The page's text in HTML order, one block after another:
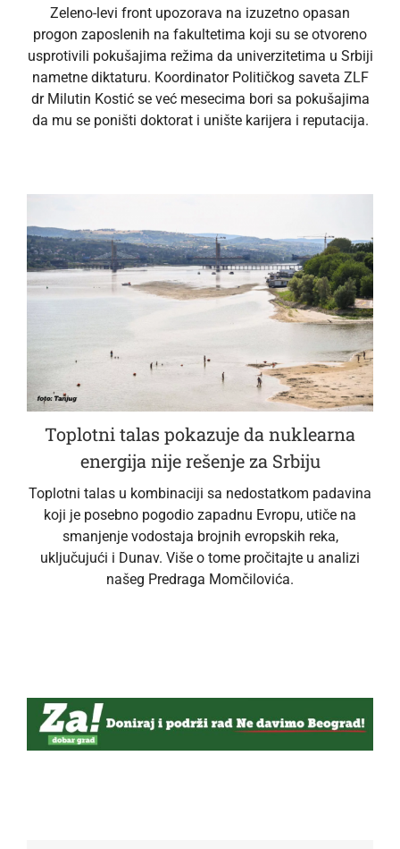
Zeleno-levi front upozorava na izuzetno opasan
progon zaposlenih na fakultetima koji su se otvoreno
usprotivili pokušajima režima da univerzitetima u Srbiji
nametne diktaturu. Koordinator Političkog saveta ZLF
dr Milutin Kostić se već mesecima bori sa pokušajima
da mu se poništi doktorat i unište karijera i reputacija.
Toplotni talas pokazuje da nuklearna
energija nije rešenje za Srbiju
Toplotni talas u kombinaciji sa nedostatkom padavina
koji je posebno pogodio zapadnu Evropu, utiče na
smanjenje vodostaja brojnih evropskih reka,
uključujući i Dunav. Više o tome pročitajte u analizi
našeg Predraga Momčilovića.